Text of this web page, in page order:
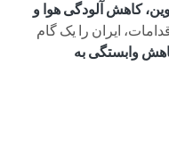
کاهش آلودگی هوا و
ایران را یک گام
وابستگی به